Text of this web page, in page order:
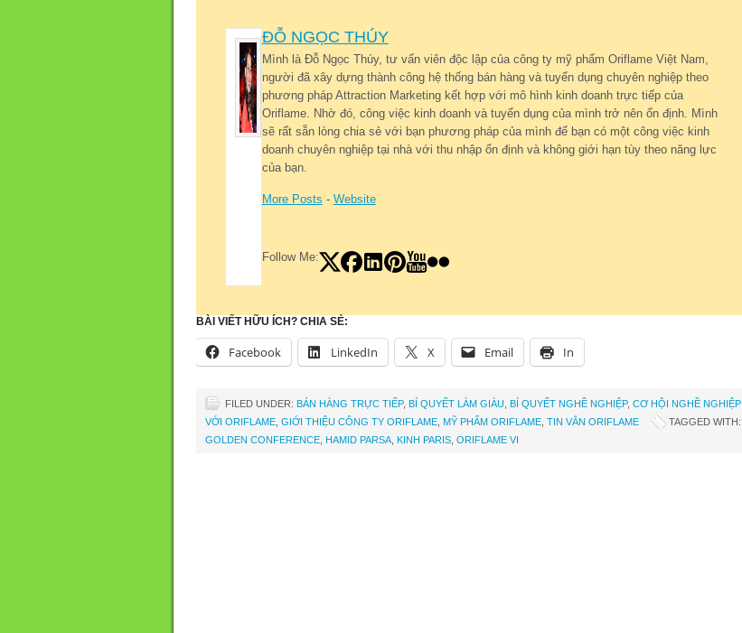
ĐỖ NGỌC THÚY
Mình là Đỗ Ngọc Thúy, tư vấn viên độc lập của công ty mỹ phẩm Oriflame Việt Nam,
người đã xây dựng thành công hệ thống bán hàng và tuyển dụng chuyên nghiệp theo
phương pháp Attraction Marketing kết hợp với mô hình kinh doanh trực tiếp của
Oriflame. Nhờ đó, công việc kinh doanh và tuyển dụng của mình trở nên ổn định. Mình
sẽ rất sẵn lòng chia sẻ với bạn phương pháp của mình để bạn có một công việc kinh
doanh chuyên nghiệp tại nhà với thu nhập ổn định và không giới hạn tùy theo năng lực
của bạn.
More Posts - Website
Follow Me:
BÀI VIẾT HỮU ÍCH? CHIA SẺ:
Facebook LinkedIn X Email In
FILED UNDER: BÁN HÀNG TRỰC TIẾP, BÍ QUYẾT LÀM GIÀU BÍ QUYẾT NGHỀ NGHIỆP, CƠ HỘI NGHỀ NGHIỆP
VỚI ORIFLAME GIỚI THIỆU CÔNG TY ORIFLAME MỸ PHẨM ORIFLAME TIN VẮN ORIFLAME
TAGGED WITH:
GOLDEN CONFERENCE HAMID PARSA KINH PARIS ORIFLAME VI